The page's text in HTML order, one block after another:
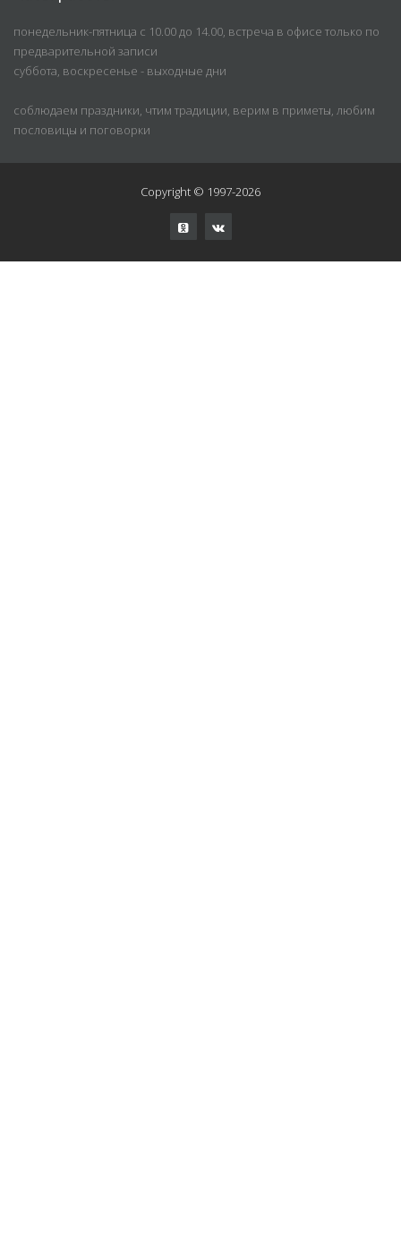
понедельник-пятница с 10.00 до 14.00, встреча в офисе только по
предварительной записи
суббота, воскресенье - выходные дни
соблюдаем праздники, чтим традиции, верим в приметы, любим
пословицы и поговорки
Copyright © 1997-2026